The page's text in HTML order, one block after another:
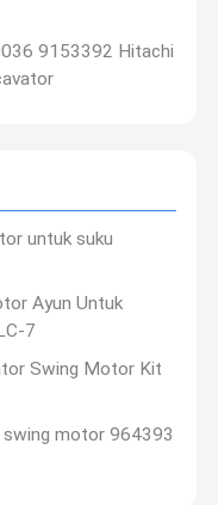
9153392 Hitachi
untuk suku
Ayun Untuk
7
Swing Motor Kit
motor 964393